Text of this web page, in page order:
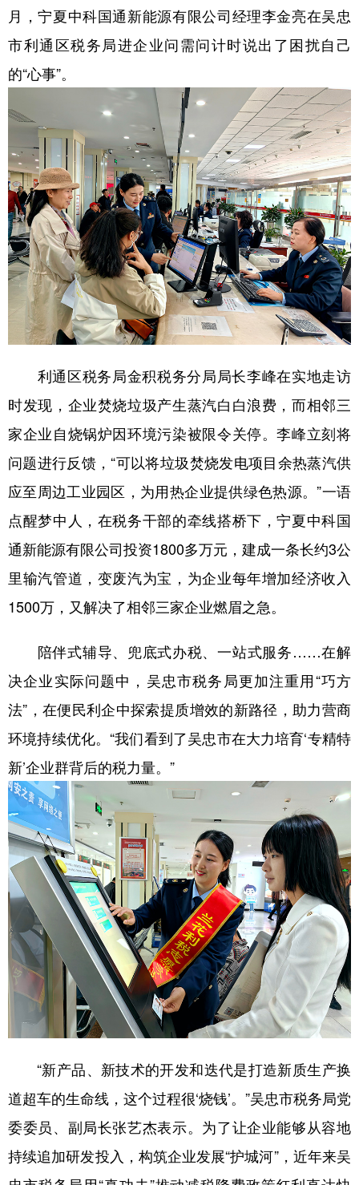
月，宁夏中科国通新能源有限公司经理李金亮在吴忠
市利通区税务局进企业问需问计时说出了困扰自己
的“心事”。
利通区税务局金积税务分局局长李峰在实地走访
时发现，企业焚烧垃圾产生蒸汽白白浪费，而相邻三
家企业自烧锅炉因环境污染被限令关停。李峰立刻将
问题进行反馈，“可以将垃圾焚烧发电项目余热蒸汽供
应至周边工业园区，为用热企业提供绿色热源。”一语
点醒梦中人，在税务干部的牵线搭桥下，宁夏中科国
通新能源有限公司投资1800多万元，建成一条长约3公
里输汽管道，变废汽为宝，为企业每年增加经济收入
1500万，又解决了相邻三家企业燃眉之急。
陪伴式辅导、兜底式办税、一站式服务……在解
决企业实际问题中，吴忠市税务局更加注重用“巧方
法”，在便民利企中探索提质增效的新路径，助力营商
环境持续优化。“我们看到了吴忠市在大力培育‘专精特
新’企业群背后的税力量。”
“新产品、新技术的开发和迭代是打造新质生产换
道超车的生命线，这个过程很‘烧钱’。”吴忠市税务局党
委委员、副局长张艺杰表示。为了让企业能够从容地
持续追加研发投入，构筑企业发展“护城河”，近年来吴